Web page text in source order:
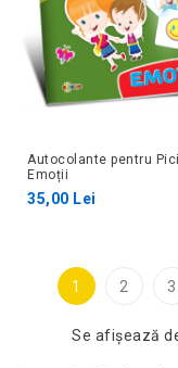
Autocolante pentru
Emoții
35,00 Lei
1 2 3
Se afişează